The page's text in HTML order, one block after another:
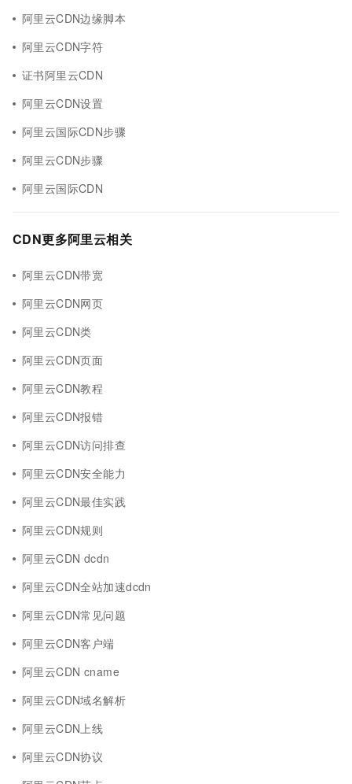
阿里云CDN边缘脚本
阿里云CDN字符
证书阿里云CDN
阿里云CDN设置
阿里云国际CDN步骤
阿里云CDN步骤
阿里云国际CDN
CDN更多阿里云相关
阿里云CDN带宽
阿里云CDN网页
阿里云CDN类
阿里云CDN页面
阿里云CDN教程
阿里云CDN报错
阿里云CDN访问排查
阿里云CDN安全能力
阿里云CDN最佳实践
阿里云CDN规则
阿里云CDN dcdn
阿里云CDN全站加速dcdn
阿里云CDN常见问题
阿里云CDN客户端
阿里云CDN cname
阿里云CDN域名解析
阿里云CDN上线
阿里云CDN协议